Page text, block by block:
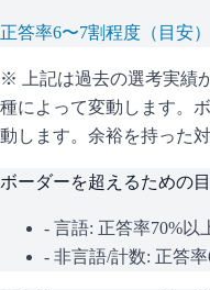
正答率6〜7割程度（目安）
※ 上記は過去の選考実績
種によって変動します。
動します。余裕を持った
ボーダーを超えるための
- 言語: 正答率70%以
- 非言語/計数: 正答